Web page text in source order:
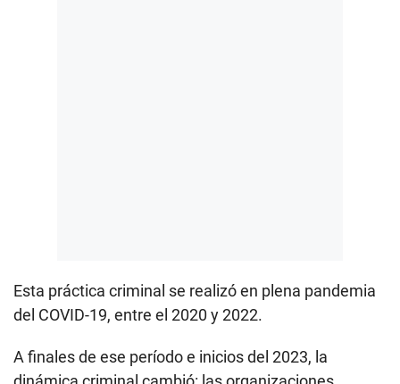
Esta práctica criminal se realizó en plena pandemia
del COVID-19, entre el 2020 y 2022.
A finales de ese período e inicios del 2023, la